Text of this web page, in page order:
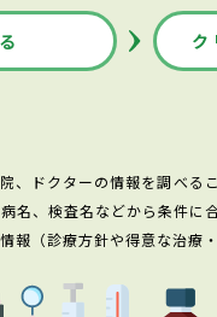
ク
ドクターの情報を調べる
、検査名などから条件に
（診療方針や得意な治療